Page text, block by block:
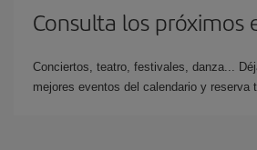
Consulta los próximos
Conciertos, teatro, festivales, danza...
mejores eventos del calendario y reserva